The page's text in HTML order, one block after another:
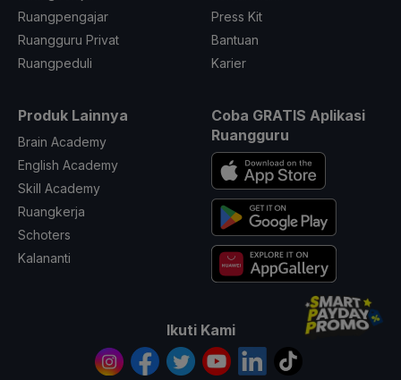
Ruangpengajar
Ruangguru Privat
Ruangpeduli
Press Kit
Bantuan
Karier
Produk Lainnya
Brain Academy
English Academy
Skill Academy
Ruangkerja
Schoters
Kalananti
Coba GRATIS Aplikasi
Ruangguru
Ikuti Kami